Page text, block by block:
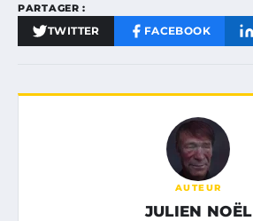
PARTAGER :
TWITTER FACEBOOK
AUTEUR
JULIEN NOËL